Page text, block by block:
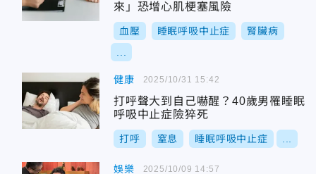
來」恐增心肌梗塞風險
血壓 睡眠呼吸中止症 腎臟病
健康
打呼聲大到自己嚇醒？40歲男罹睡眠
呼吸中止症險猝死
打呼 窒息 睡眠呼吸中止症
2025/10/31 15:42
娛樂 2025/10/09 14:57